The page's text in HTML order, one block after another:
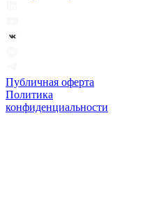
Публичная оферта
Политика
конфиденциальности